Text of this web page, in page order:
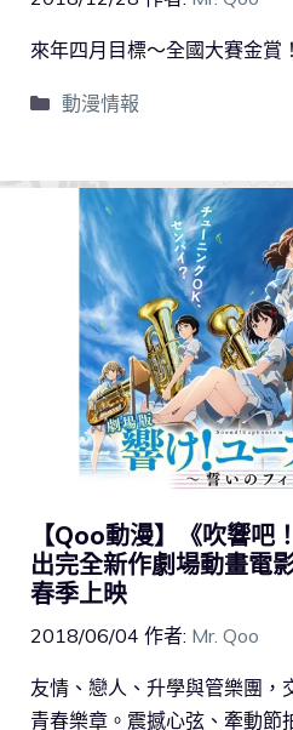
來年四月目標～全國大賽金賞！
動漫情報
【Qoo動漫】《吹響吧
出完全新作劇場動畫電
春季上映
2018/06/04 作者: Mr. Qoo
友情、戀人、升學與管樂團，
青春樂章。震撼心弦、牽動節